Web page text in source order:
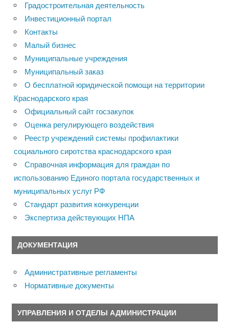
Градостроительная деятельность
Инвестиционный портал
Контакты
Малый бизнес
Муниципальные учреждения
Муниципальный заказ
О бесплатной юридической помощи на территории
Краснодарского края
Официальный сайт госзакупок
Оценка регулирующего воздействия
Реестр учреждений системы профилактики
социального сиротства краснодарского края
Справочная информация для граждан по
использованию Единого портала государственных и
муниципальных услуг РФ
Стандарт развития конкуренции
Экспертиза действующих НПА
ДОКУМЕНТАЦИЯ
Административные регламенты
Нормативные документы
УПРАВЛЕНИЯ И ОТДЕЛЫ АДМИНИСТРАЦИИ